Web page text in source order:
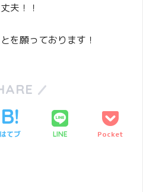
夫！！
を願っております！
はてブ LINE Pocket